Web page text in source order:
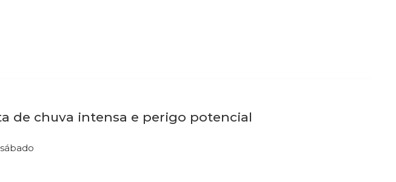
de chuva intensa e perigo potencial